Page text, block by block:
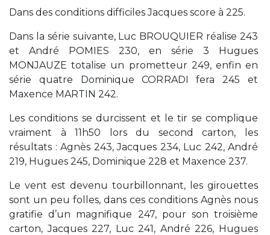
Dans des conditions difficiles Jacques score à 225.
Dans la série suivante, Luc BROUQUIER réalise 243
et André POMIES 230, en série 3 Hugues
MONJAUZE totalise un prometteur 249, enfin en
série quatre Dominique CORRADI fera 245 et
Maxence MARTIN 242.
Les conditions se durcissent et le tir se complique
vraiment à 11h50 lors du second carton, les
résultats : Agnès 243, Jacques 234, Luc 242, André
219, Hugues 245, Dominique 228 et Maxence 237.
Le vent est devenu tourbillonnant, les girouettes
sont un peu folles, dans ces conditions Agnès nous
gratifie d’un magnifique 247, pour son troisième
carton, Jacques 227, Luc 241, André 226, Hugues